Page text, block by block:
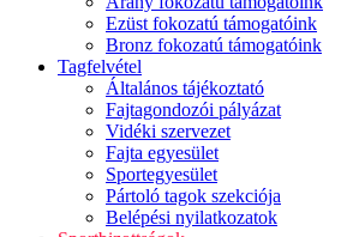
Ezüst fokozatú támogatóink
Bronz fokozatú támogatóink
Tagfelvétel
Általános tájékoztató
Fajtagondozói pályázat
Vidéki szervezet
Fajta egyesület
Sportegyesület
Pártoló tagok szekciója
Belépési nyilatkozatok